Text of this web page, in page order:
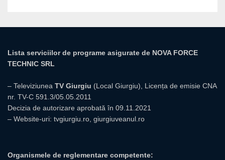
Lista serviciilor de programe asigurate de NOVA FORCE
TECHNIC SRL
– Televiziunea TV Giurgiu (Local Giurgiu), Licența de emisie CNA
nr. TV-C 591.3/05.05.2011
Decizia de autorizare aprobată în 09.11.2021
– Website-uri: tvgiurgiu.ro giurgiuveanul.ro
Organismele de reglementare competente: